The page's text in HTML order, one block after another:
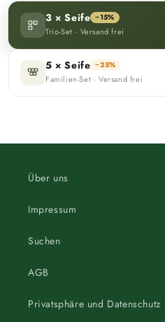
3 × Seife −15%
Trio-Set · Versand frei
5 × Seife −25%
Familien-Set · Versand frei
Über uns
Impressum
Suchen
AGB
Privatsphäre und Datenschutz